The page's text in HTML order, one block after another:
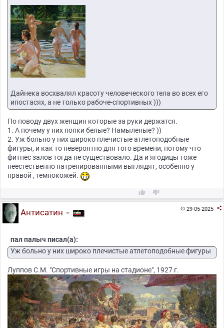
Дайнека восхвалял красоту человеческого тела во всех его
ипостасях, а не только рабоче-спортивных )))
По поводу двух женщин которые за руки держатся.
1. А почему у них попки белые? Намыленые? ))
2. Уж больно у них широко плечистые атлетоподобные
фигуры, и как то невероятно для того времени, потому что
фитнес залов тогда не существовало. Да и ягодицы тоже
неестественно натренированными выглядят, особенно у
правой , темнокожей.
 
29-05-2025 
Антисатин
пал палыч писал(а):
Уж больно у них широко плечистые атлетоподобные фигуры
Луппов С.М. "Спортивные игры на стадионе", 1927 г.